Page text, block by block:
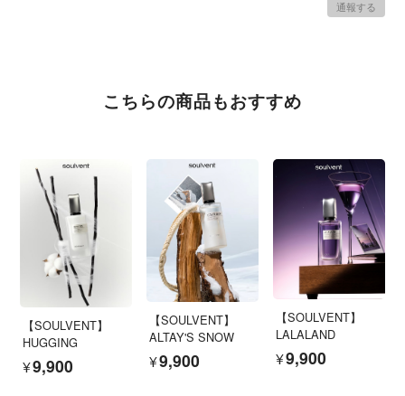
通報する
こちらの商品もおすすめ
【SOULVENT】
HUGGING
¥9,900
【SOULVENT】
ALTAY'S SNOW
¥9,900
【SOULVENT】
LALALAND
¥9,900